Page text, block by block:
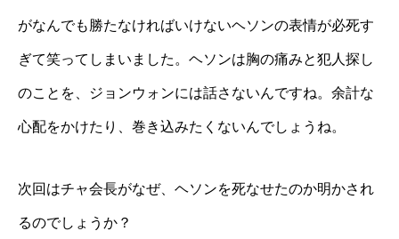
がなんでも勝たなければいけないヘソンの表情が必死す
ぎて笑ってしまいました。ヘソンは胸の痛みと犯人探し
のことを、ジョンウォンには話さないんですね。余計な
心配をかけたり、巻き込みたくないんでしょうね。
次回はチャ会長がなぜ、ヘソンを死なせたのか明かされ
るのでしょうか？